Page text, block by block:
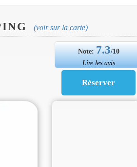
(voir sur la carte)
Note: 7.3/10
Lire les avis